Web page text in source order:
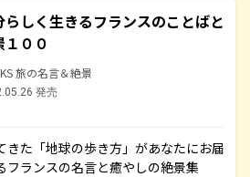
らしく生きるフランスのことばと
１００
旅の名言＆絶景
発売
きた「地球の歩き方」があなたにお届
フランスの名言と癒やしの絶景集